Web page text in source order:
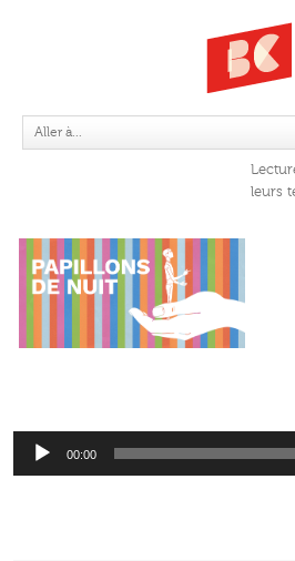
Aller à...
EXTRAITS LUS
leurs
00:00